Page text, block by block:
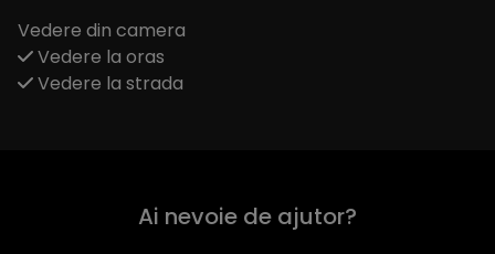
Vedere din camera
Vedere la oras
Vedere la strada
Ai nevoie de ajutor?